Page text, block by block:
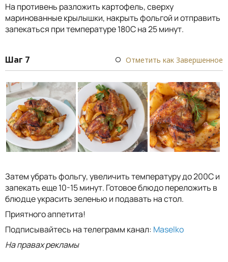
На противень разложить картофель, сверху
маринованные крылышки, накрыть фольгой и отправить
запекаться при температуре 180С на 25 минут.
Шаг 7 Отметить как Завершенное
Затем убрать фольгу, увеличить температуру до 200С и
запекать еще 10-15 минут. Готовое блюдо переложить в
блюдце украсить зеленью и подавать на стол.
Приятного аппетита!
Подписывайтесь на телеграмм канал: Maselko
На правах рекламы